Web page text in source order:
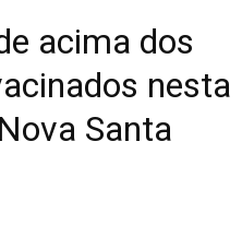
acima dos
nesta
Santa